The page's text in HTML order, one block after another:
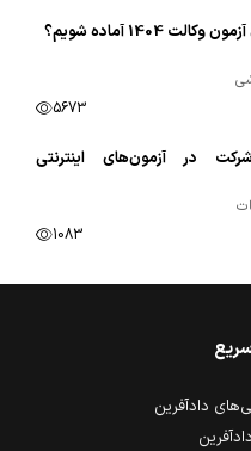
1404 آماده شویم؟
5673
در آزمون‌های اینترنتی
1083
دادآفرین